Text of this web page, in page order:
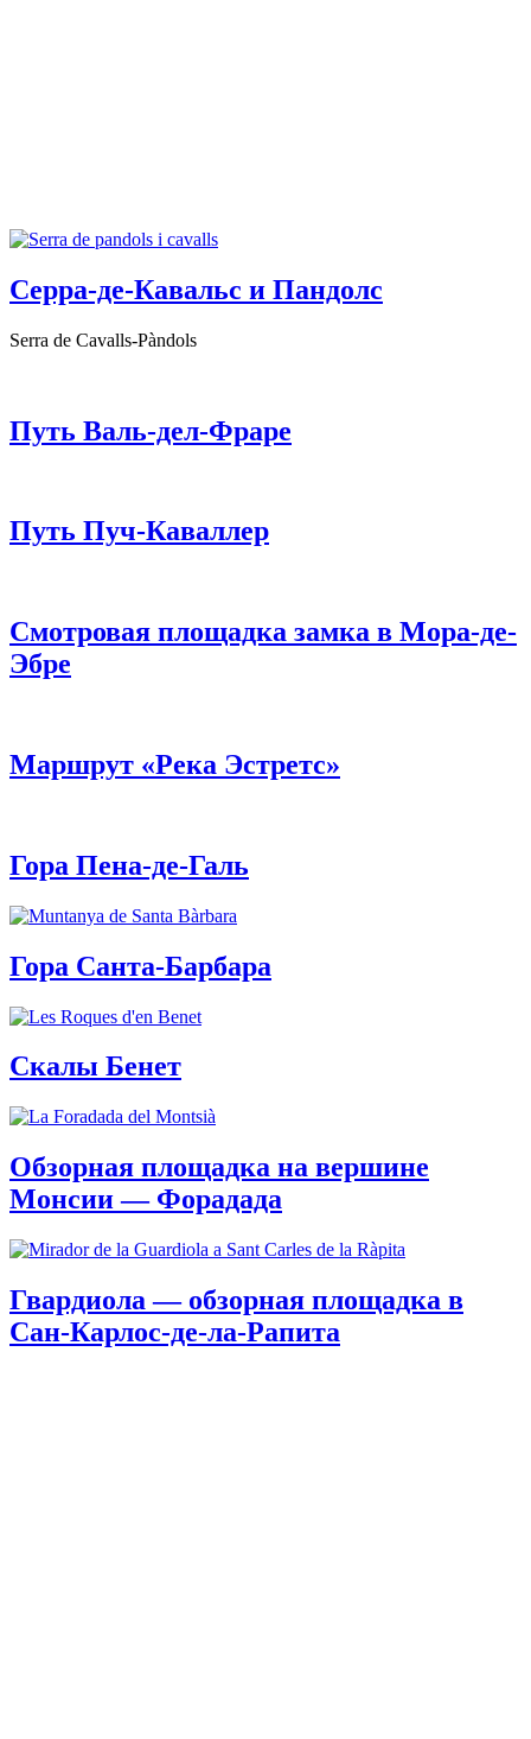
Серра-де-Кавальс и Пандолс
Serra de Cavalls-Pàndols
Путь Валь-дел-Фраре
Путь Пуч-Каваллер
Смотровая площадка замка в Мора-де-
Эбре
Маршрут «Река Эстретс»
Гора Пена-де-Галь
Гора Санта-Барбара
Скалы Бенет
Обзорная площадка на вершине
Монсии — Форадада
Гвардиола — обзорная площадка в
Сан-Карлос-де-ла-Рапита